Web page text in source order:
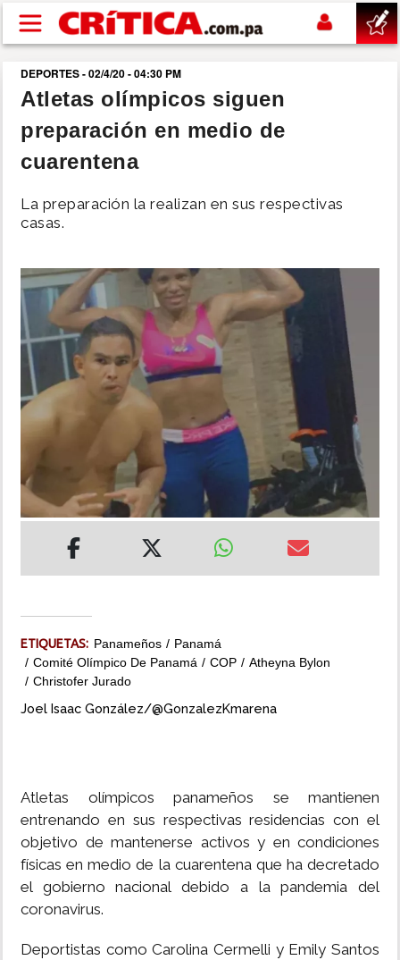
Pasar al contenido principal
buscar
SUCESOS
POLÍTICA
SHOW
DEPORTES
MUNDO
MULTIMEDIA
DEPORTES - 02/4/20 - 04:30 PM
Atletas olímpicos siguen
preparación en medio de
cuarentena
La preparación la realizan en sus respectivas
casas.
ETIQUETAS: Panameños
Panamá
Comité Olímpico De Panamá
COP
Atheyna Bylon
Christofer Jurado
Joel Isaac González/@GonzalezKmarena
Atletas olímpicos panameños se mantienen
entrenando en sus respectivas residencias con el
objetivo de mantenerse activos y en condiciones
físicas en medio de la cuarentena que ha decretado
el gobierno nacional debido a la pandemia del
coronavirus.
Deportistas como Carolina Cermelli y Emily Santos